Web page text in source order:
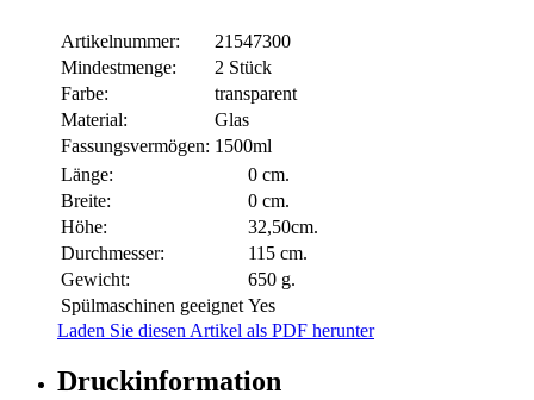
Artikelnummer:
21547300
Mindestmenge:
2 Stück
Farbe:
transparent
Material:
Glas
Fassungsvermögen: 1500ml
Länge:
0 cm.
Breite:
0 cm.
Höhe:
32,50cm.
Durchmesser:
115 cm.
Gewicht:
650 g.
Spülmaschinen geeignet Yes
Laden Sie diesen Artikel als PDF herunter
Druckinformation